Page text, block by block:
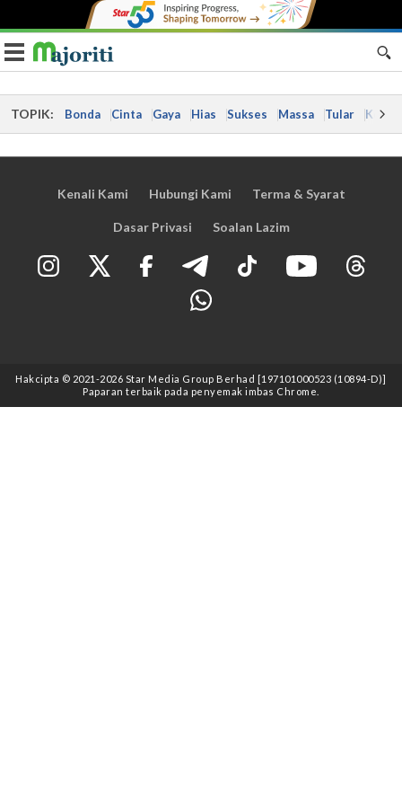
Toggle navigation
TOPIK: Bonda Cinta Gaya Hias Sukses Massa Tular Kes
Kenali Kami Hubungi Kami Terma & Syarat
Dasar Privasi Soalan Lazim
Hakcipta © 2021 -2026 Star Media Group Berhad [197101000523 (10894-D)]
Paparan terbaik pada penyemak imbas Chrome.